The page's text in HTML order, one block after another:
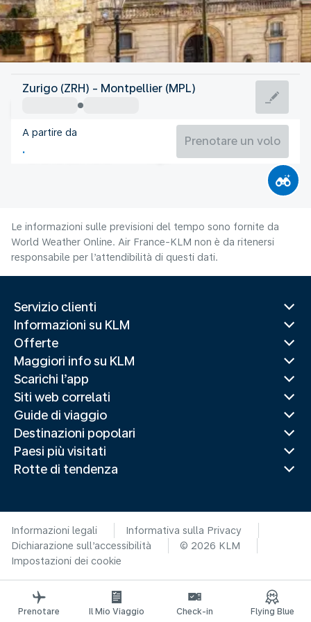
Francia
Montpellier
Francia
Zurigo (ZRH) - Montpellier (MPL)
A partire da
Prenotare un volo
Le informazioni sulle previsioni del tempo sono fornite da
World Weather Online. Air France-KLM non è da ritenersi
responsabile per l’attendibilità di questi dati.
Servizio clienti
Informazioni su KLM
Offerte
Maggiori info su KLM
Scarichi l’app
Siti web correlati
Guide di viaggio
Destinazioni popolari
Paesi più visitati
Rotte di tendenza
Informazioni legali
Informativa sulla Privacy
Dichiarazione sull’accessibilità
© 2026 KLM
Impostazioni dei cookie
Prenotare Il Mio Viaggio Check-in Flying Blue